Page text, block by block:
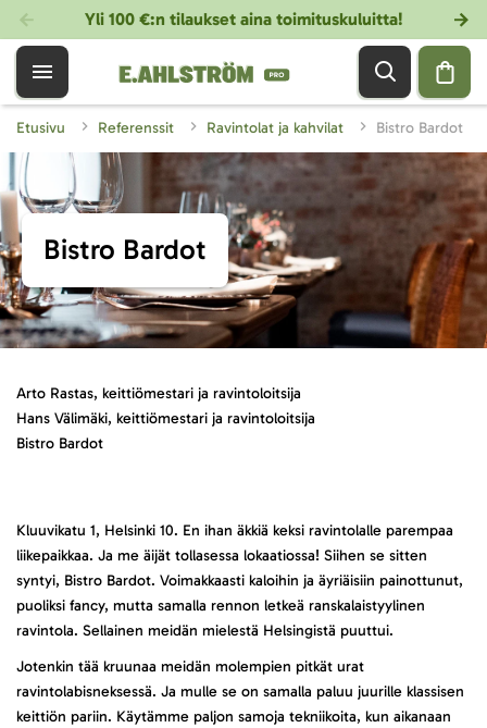
Yli 100 €:n tilaukset aina toimituskuluitta!
Etusivu Referenssit Ravintolat ja kahvilat Bistro Bardot
Bistro Bardot
Arto Rastas, keittiömestari ja ravintoloitsija
Hans Välimäki, keittiömestari ja ravintoloitsija
Bistro Bardot
Kluuvikatu 1, Helsinki 10. En ihan äkkiä keksi ravintolalle parempaa
liikepaikkaa. Ja me äijät tollasessa lokaatiossa! Siihen se sitten
syntyi, Bistro Bardot. Voimakkaasti kaloihin ja äyriäisiin painottunut,
puoliksi fancy, mutta samalla rennon letkeä ranskalaistyylinen
ravintola. Sellainen meidän mielestä Helsingistä puuttui.
Jotenkin tää kruunaa meidän molempien pitkät urat
ravintolabisneksessä. Ja mulle se on samalla paluu juurille klassisen
keittiön pariin. Käytämme paljon samoja tekniikoita, kun aikanaan